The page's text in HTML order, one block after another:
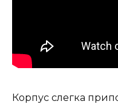
Корпус слегка